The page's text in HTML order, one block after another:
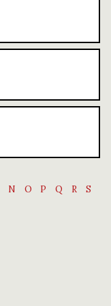
N O P Q R
S